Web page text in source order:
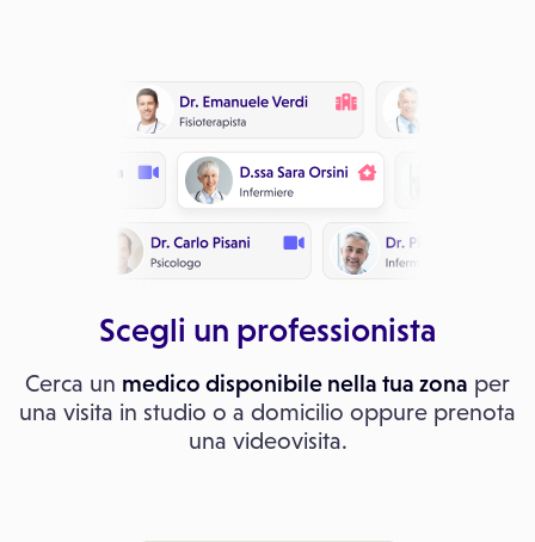
Scegli un professionista
Cerca un medico disponibile nella tua zona per
una visita in studio o a domicilio oppure prenota
una videovisita.